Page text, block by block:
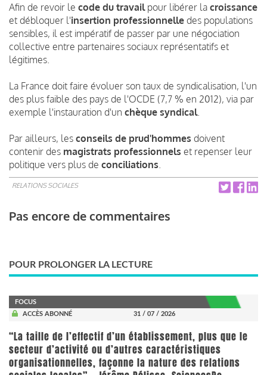
Afin de revoir le code du travailpour libérer la croissance
et débloquer l'insertion professionnelle des populations
sensibles, il est impératif de passer par une négociation
collective entre partenaires sociaux représentatifs et
légitimes.
La France doit faire évoluer son taux de syndicalisation, l'un
des plus faible des pays de l'OCDE (7,7 % en 2012), via par
exemple l'instauration d'un chèque syndical.
Par ailleurs, les conseils de prud'hommes doivent
contenir des magistrats professionnels et repenser leur
politique vers plus de conciliations
RELATIONS SOCIALES
Pas encore de commentaires
POUR PROLONGER LA LECTURE
FOCUS
ACCÈS ABONNÉ
31 / 07 / 2026
“La taille de l’effectif d’un établissement, plus que le
secteur d’activité ou d’autres caractéristiques
organisationnelles, façonne la nature des relations